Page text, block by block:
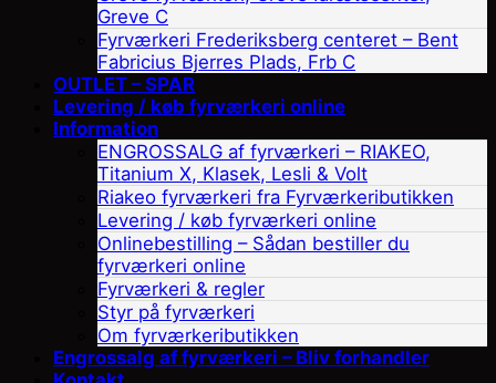
Greve C
Fyrværkeri Frederiksberg centeret – Bent
Fabricius Bjerres Plads, Frb C
OUTLET – SPAR
Levering / køb fyrværkeri online
Information
ENGROSSALG af fyrværkeri – RIAKEO,
Titanium X, Klasek, Lesli & Volt
Riakeo fyrværkeri fra Fyrværkeributikken
Levering / køb fyrværkeri online
Onlinebestilling – Sådan bestiller du
fyrværkeri online
Fyrværkeri & regler
Styr på fyrværkeri
Om fyrværkeributikken
Engrossalg af fyrværkeri – Bliv forhandler